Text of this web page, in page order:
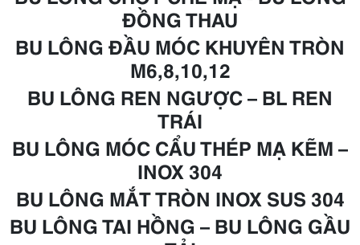
ĐỒNG THAU
BU LÔNG ĐẦU MÓC KHUYÊN TRÒN
M6,8,10,12
BU LÔNG REN NGƯỢC – BL REN
TRÁI
BU LÔNG MÓC CẨU THÉP MẠ KẼM –
INOX 304
BU LÔNG MẮT TRÒN INOX SUS 304
BU LÔNG TAI HỒNG – BU LÔNG GẦU